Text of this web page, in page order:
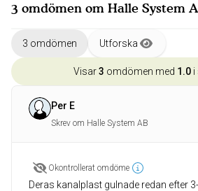
3 omdömen om Halle System
3 omdömen Utforska
Visar3 omdömen med 1.0 i
Per E
Skrev om Halle System AB
Okontrollerat omdöme
Deras kanalplast gulnade redan efter